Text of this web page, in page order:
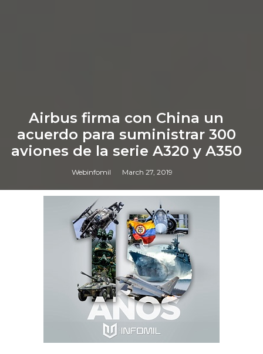
Airbus firma con China un
acuerdo para suministrar 300
aviones de la serie A320 y A350
Webinfomil March 27, 2019